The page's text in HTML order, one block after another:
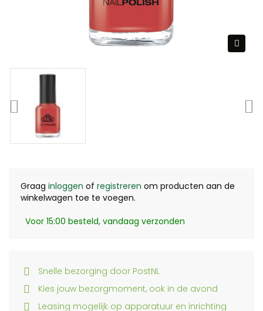
Graag inloggen of registreren om producten aan de
winkelwagen toe te voegen.
Voor 15:00 besteld, vandaag verzonden
Snelle bezorging door PostNL
Kies jouw bezorgmoment, ook in de avond
Leasing mogelijk op apparatuur en inrichting